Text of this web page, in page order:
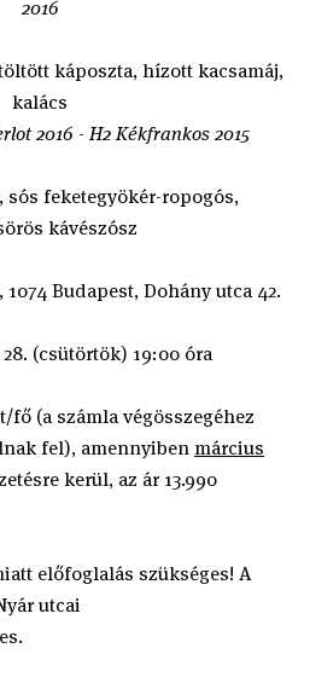
2016
káposzta, hízott kacsamáj,
kalács
2016 - H2 Kékfrankos 2015
sós feketegyökér-ropogós,
kávészósz
1074 Budapest, Dohány utca 42.
(csütörtök) 19:00 óra
fő (a számla végösszegéhez
fel), amennyiben március
kerül, az ár 13.990
előfoglalás szükséges! A
utcai